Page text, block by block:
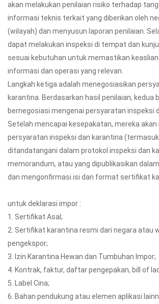
akan melakukan penilaian risiko terhadap
informasi teknis terkait yang diberikan oleh
(wilayah) dan menyusun laporan penilaian.
dapat melakukan inspeksi di tempat dan
sesuai kebutuhan untuk memastikan
informasi dan operasi yang relevan.
Langkah ketiga adalah menegosiasikan
karantina. Berdasarkan hasil penilaian, kedua
bernegosiasi mengenai persyaratan inspeksi
Setelah mencapai kesepakatan, mereka
persyaratan inspeksi dan karantina
ditandatangani dalam protokol inspeksi dan
memorandum, atau yang dipublikasikan
dan mengonfirmasi isi dan format sertifikat
untuk deklarasi impor :
1. Sertifikat Asal;
2. Sertifikat karantina resmi dari negara atau
pengekspor;
3. Izin Karantina Hewan dan Tumbuhan Impor;
4. Kontrak, faktur, daftar pengepakan, bill of
5. Label Cina;
6. Bahan pendukung atau elemen aplikasi